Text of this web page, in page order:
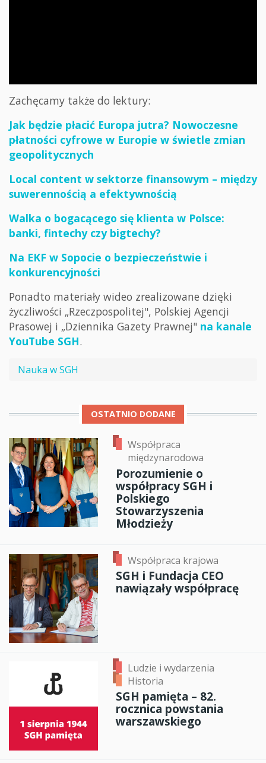
Zachęcamy także do lektury:
Jak będzie płacić Europa jutra? Nowoczesne
płatności cyfrowe w Europie w świetle zmian
geopolitycznych
Local content w sektorze finansowym – między
suwerennością a efektywnością
Walka o bogacącego się klienta w Polsce:
banki, fintechy czy bigtechy?
Na EKF w Sopocie o bezpieczeństwie i
konkurencyjności
Ponadto materiały wideo zrealizowane dzięki
życzliwości „Rzeczpospolitej", Polskiej Agencji
Prasowej i „Dziennika Gazety Prawnej" na kanale
YouTube SGH.
Nauka w SGH
OSTATNIO DODANE
Współpraca
międzynarodowa
Porozumienie o
współpracy SGH i
Polskiego
Stowarzyszenia
Młodzieży
Współpraca krajowa
SGH i Fundacja CEO
nawiązały współpracę
Ludzie i wydarzenia
Historia
SGH pamięta – 82.
rocznica powstania
warszawskiego